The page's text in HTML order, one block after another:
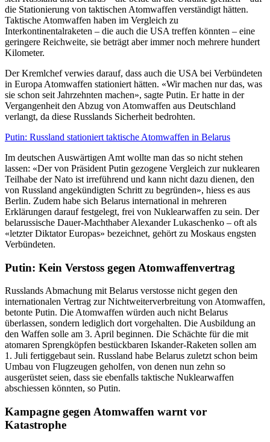
die Stationierung von taktischen Atomwaffen verständigt hätten.
Taktische Atomwaffen haben im Vergleich zu
Interkontinentalraketen – die auch die USA treffen könnten – eine
geringere Reichweite, sie beträgt aber immer noch mehrere hundert
Kilometer.
Der Kremlchef verwies darauf, dass auch die USA bei Verbündeten
in Europa Atomwaffen stationiert hätten. «Wir machen nur das, was
sie schon seit Jahrzehnten machen», sagte Putin. Er hatte in der
Vergangenheit den Abzug von Atomwaffen aus Deutschland
verlangt, da diese Russlands Sicherheit bedrohten.
Putin: Russland stationiert taktische Atomwaffen in Belarus
Im deutschen Auswärtigen Amt wollte man das so nicht stehen
lassen: «Der von Präsident Putin gezogene Vergleich zur nuklearen
Teilhabe der Nato ist irreführend und kann nicht dazu dienen, den
von Russland angekündigten Schritt zu begründen», hiess es aus
Berlin. Zudem habe sich Belarus international in mehreren
Erklärungen darauf festgelegt, frei von Nuklearwaffen zu sein. Der
belarussische Dauer-Machthaber Alexander Lukaschenko – oft als
«letzter Diktator Europas» bezeichnet, gehört zu Moskaus engsten
Verbündeten.
Putin: Kein Verstoss gegen Atomwaffenvertrag
Russlands Abmachung mit Belarus verstosse nicht gegen den
internationalen Vertrag zur Nichtweiterverbreitung von Atomwaffen,
betonte Putin. Die Atomwaffen würden auch nicht Belarus
überlassen, sondern lediglich dort vorgehalten. Die Ausbildung an
den Waffen solle am 3. April beginnen. Die Schächte für die mit
atomaren Sprengköpfen bestückbaren Iskander-Raketen sollen am
1. Juli fertiggebaut sein. Russland habe Belarus zuletzt schon beim
Umbau von Flugzeugen geholfen, von denen nun zehn so
ausgerüstet seien, dass sie ebenfalls taktische Nuklearwaffen
abschiessen könnten, so Putin.
Kampagne gegen Atomwaffen warnt vor
Katastrophe